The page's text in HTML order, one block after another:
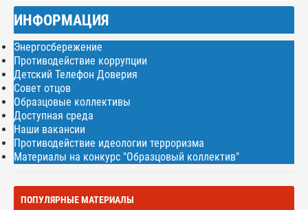
ИНФОРМАЦИЯ
Энергосбережение
Противодействие коррупции
Детский Телефон Доверия
Совет отцов
Образцовые коллективы
Доступная среда
Наши вакансии
Противодействие идеологии терроризма
Материалы на конкурс "Образцовый коллектив"
ПОПУЛЯРНЫЕ МАТЕРИАЛЫ